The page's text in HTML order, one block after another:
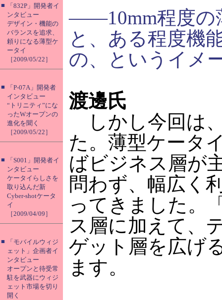
■
「832P」開発者イ
ンタビュー
デザイン・機能の
バランスを追求、
頼りになる薄型ケ
ータイ
［2009/05/22］
■
「P-07A」開発者
インタビュー
“トリニティ”にな
ったWオープンの
進化を聞く
［2009/05/22］
■
「S001」開発者イ
ンタビュー
ケータイらしさを
取り込んだ新
Cyber-shotケータ
イ
［2009/04/09］
■
「モバイルウィジ
ェット」企画者イ
ンタビュー
オープンと待受常
駐を武器にウィジ
ェット市場を切り
開く
――10mm程度の
と、ある程度機
の、というイメ
渡邊氏
しかし今回は
た。薄型ケータ
ばビジネス層が
問わず、幅広く
ってきました。
ス層に加えて、
ゲット層を広げ
ます。